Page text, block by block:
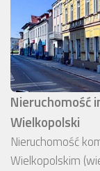
Nieruchomość
Wielkopolski
Nieruchomość
Wielkopolskim